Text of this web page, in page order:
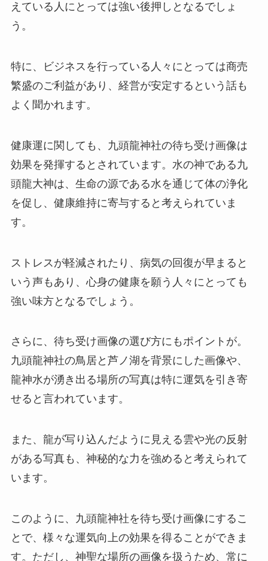
えている人にとっては強い後押しとなるでしょ
う。
特に、ビジネスを行っている人々にとっては商売
繁盛のご利益があり、経営が安定するという話も
よく聞かれます。
健康運に関しても、九頭龍神社の待ち受け画像は
効果を発揮するとされています。水の神である九
頭龍大神は、生命の源である水を通じて体の浄化
を促し、健康維持に寄与すると考えられていま
す。
ストレスが軽減されたり、病気の回復が早まると
いう声もあり、心身の健康を願う人々にとっても
強い味方となるでしょう。
さらに、待ち受け画像の選び方にもポイントが。
九頭龍神社の鳥居と芦ノ湖を背景にした画像や、
龍神水が湧き出る場所の写真は特に運気を引き寄
せると言われています。
また、龍が写り込んだように見える雲や光の反射
がある写真も、神秘的な力を強めると考えられて
います。
このように、九頭龍神社を待ち受け画像にするこ
とで、様々な運気向上の効果を得ることができま
す。ただし、神聖な場所の画像を扱うため、常に